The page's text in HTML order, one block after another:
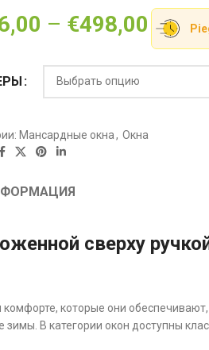
– €498,00
Мансардные окна, Oкна
сверху
которые они
В категории окон доступны